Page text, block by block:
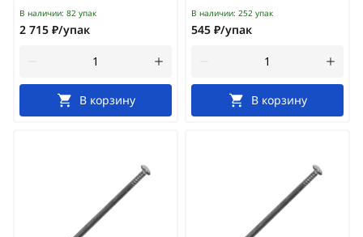
В наличии: 82 упак
2 715 ₽/упак
В корзину
В наличии: 252 упак
545 ₽/упак
В корзину